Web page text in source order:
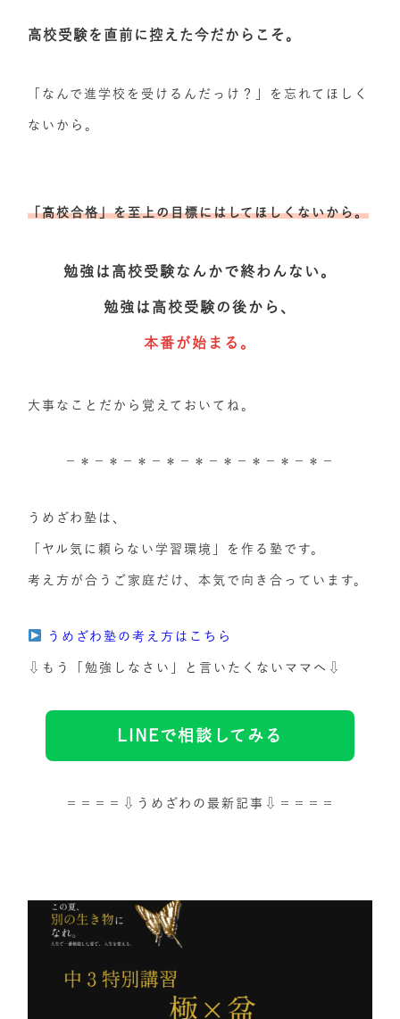
高校受験を直前に控えた今だからこそ。
「なんで進学校を受けるんだっけ？」を忘れてほしく
ないから。
「高校合格」を至上の目標にはしてほしくないから。
勉強は高校受験なんかで終わんない。
勉強は高校受験の後から、
本番が始まる。
大事なことだから覚えておいてね。
－＊－＊－＊－＊－＊－＊－＊－＊－＊－
うめざわ塾は、
「ヤル気に頼らない学習環境」を作る塾です。
考え方が合うご家庭だけ、本気で向き合っています。
うめざわ塾の考え方はこちら
⇩もう「勉強しなさい」と言いたくないママへ⇩
LINEで相談してみる
＝＝＝＝⇩うめざわの最新記事⇩＝＝＝＝